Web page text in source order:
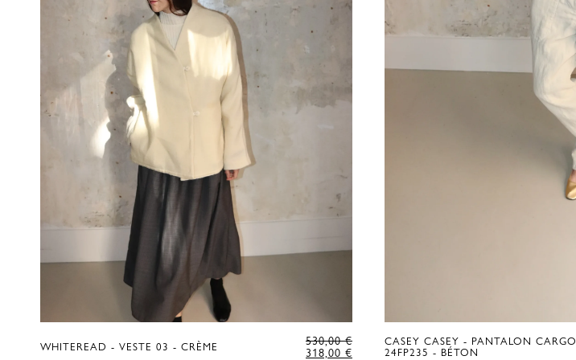
WHITEREAD - VESTE 03 - CRÈME 530,00€LE
PRIX
318,00 €LE
CASEY CASEY - PANTALON CARGO
24FP235 - BÉTON